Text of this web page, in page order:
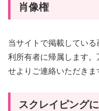
肖像権
当サイトで掲載してい
利所有者に帰属します
せよりご連絡いただきま
スクレイピング